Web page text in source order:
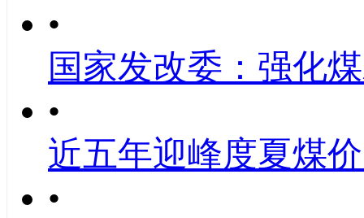
•
国家发改委：强化
•
近五年迎峰度夏煤
•